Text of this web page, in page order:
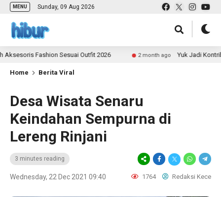
MENU Sunday, 09 Aug 2026
Fashion Sesuai Outfit 2026 2 month ago Yuk Jadi Kontributor
Home Berita Viral
Desa Wisata Senaru
Keindahan Sempurna di
Lereng Rinjani
3 minutes reading
Wednesday, 22 Dec 2021 09:40 1764 Redaksi Kece